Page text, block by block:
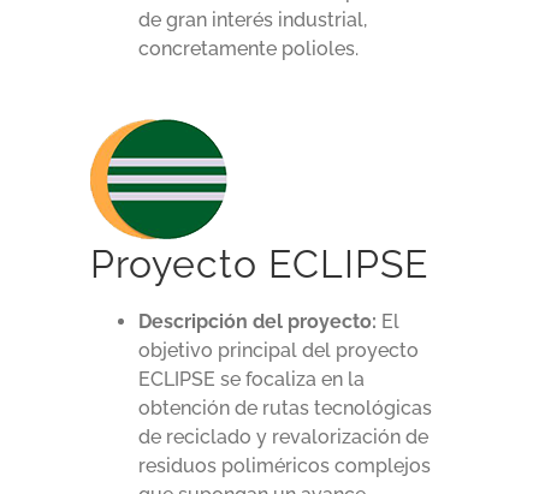
de gran interés industrial,
concretamente polioles.
Proyecto ECLIPSE
Descripción del proyecto: El
objetivo principal del proyecto
ECLIPSE se focaliza en la
obtención de rutas tecnológicas
de reciclado y revalorización de
residuos poliméricos complejos